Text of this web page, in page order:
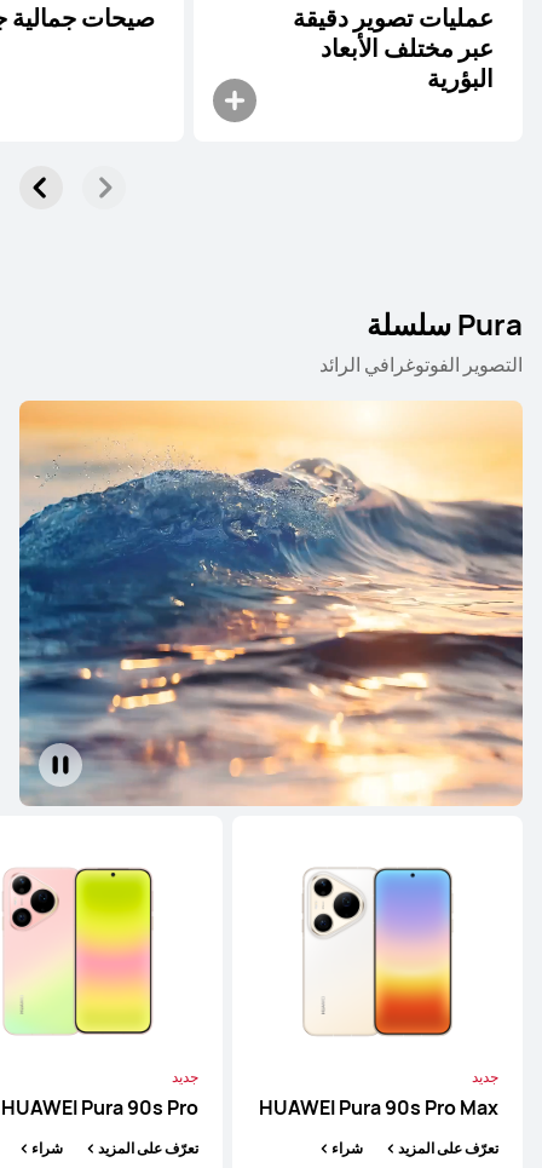
عمليات تصوير دقيقة
عبر مختلف الأبعاد
البؤرية
صيحات جمالية
Pura سلسلة
التصوير الفوتوغرافي الرائد
جديد
HUAWEI Pura 90s Pro Max
تعرّف على المزيد شراء
جديد
HUAWEI Pura 90s Pro
تعرّف على المزيد شراء
Pura سلسلة Mate سلسلة nova سلسلة
Pura سلسلة
جديد
HUAWEI Pura 90s Pro Max
تعرّف على المزيد شراء
شراء